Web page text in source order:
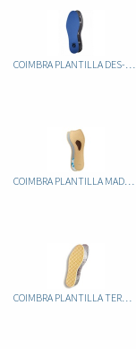
COIMBRA PLANTILLA DES-ODOR PLUS CONTROL (RECORTABLE)
COIMBRA PLANTILLA MADAME
COIMBRA PLANTILLA TERMAL RECORTABLE